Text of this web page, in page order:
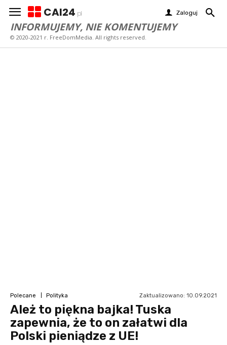
CAI24 pl Zaloguj
INFORMUJEMY, NIE KOMENTUJEMY
© 2020-2021 r. FreeDomMedia. All rights reserved.
Polecane Polityka Zaktualizowano: 10.09.2021
Ależ to piękna bajka! Tuska
zapewnia, że to on załatwi dla
Polski pieniądze z UE!